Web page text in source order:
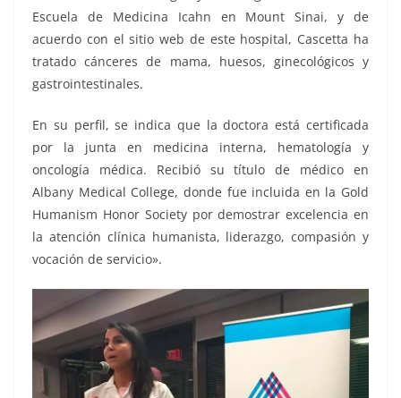
Escuela de Medicina Icahn en Mount Sinai, y de
acuerdo con el sitio web de este hospital, Cascetta ha
tratado cánceres de mama, huesos, ginecológicos y
gastrointestinales.
En su perfil, se indica que la doctora está certificada
por la junta en medicina interna, hematología y
oncología médica. Recibió su título de médico en
Albany Medical College, donde fue incluida en la Gold
Humanism Honor Society por demostrar excelencia en
la atención clínica humanista, liderazgo, compasión y
vocación de servicio».